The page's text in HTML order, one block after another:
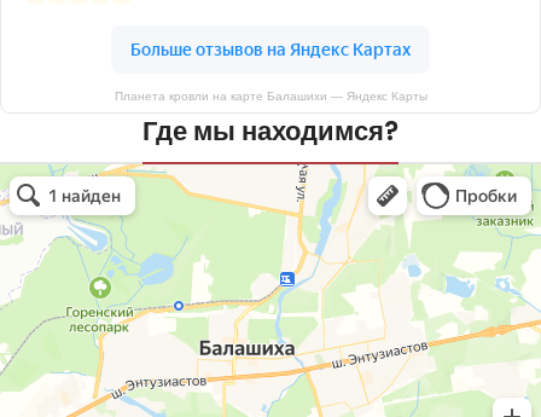
Планета кровли на карте Балашихи — Яндекс Карты
Где мы находимся?
Планета кровли
Кровля и кровельные материалы в Балашихе
Окна в Балашихе